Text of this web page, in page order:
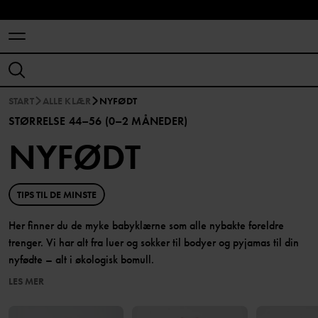
START ALLE KLÆR NYFØDT
STØRRELSE 44–56 (0–2 MÅNEDER)
NYFØDT
TIPS TIL DE MINSTE
Her finner du de myke babyklærne som alle nybakte foreldre
trenger. Vi har alt fra luer og sokker til bodyer og pyjamas til din
nyfødte – alt i økologisk bomull.
LES MER